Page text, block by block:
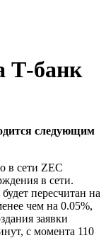
Т-банк
следующим
в сети ZEC
в сети.
пересчитан на
чем на 0.05%,
заявки
с момента 110